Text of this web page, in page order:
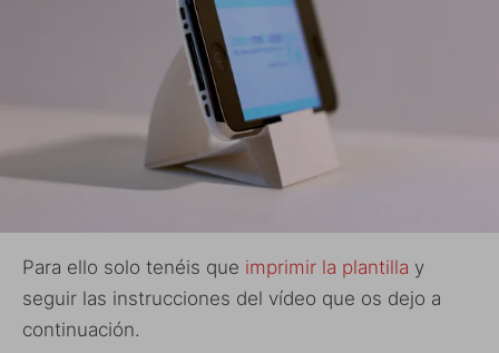
Para ello solo tenéis que imprimir la plantilla y
seguir las instrucciones del vídeo que os dejo a
continuación.